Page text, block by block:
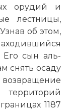
орудий и
лестницы,
об этом,
Его сын аль-
снять осаду
1187